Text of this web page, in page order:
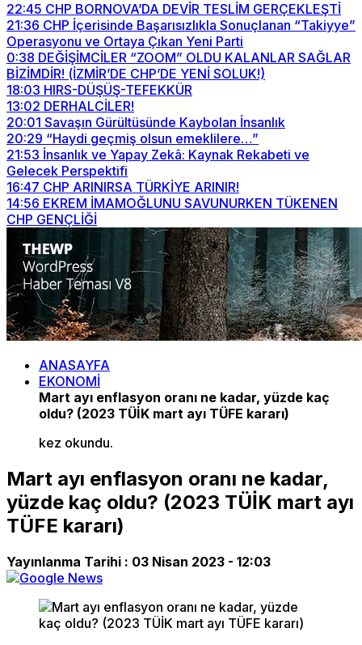
22:45 CHP BORNOVA’DA DEVİR TESLİM GERÇEKLEŞTİ
21:36 CHP İçerisinde Başarısızlıkla Sonuçlanan “Takiyye”
Operasyonu ve Ortaya Çıkan Yeni Parti
0:38 DEĞİŞİMCİLER “ZOOM” OLDU KALANLAR SAĞLAR
BİZİMDİR! (İZMİR’DE CHP’DE YENİ SOLUK!)
18:03 HIRS-DÜŞÜŞ-TEFEKKÜR
13:02 DERHALCİLER!
20:01 Savaşın Gürültüsünde Kaybolan İnsanlık
20:29 “Haydi geçmiş olsun emeklilere…”
21:53 İnsanlık ve Yapay Zekâ: Kaynak Rekabeti ve
Gelecek Perspektifi
16:47 CHP ARINIRSA TÜRKİYE ARINIR!
14:56 EKREM İMAMOĞLUNU SAVUNURKEN TÜKENEN
CHP GENÇLİĞİ
ANASAYFA
EKONOMİ
Mart ayı enflasyon oranı ne kadar, yüzde kaç
oldu? (2023 TÜİK mart ayı TÜFE kararı)
kez okundu.
Mart ayı enflasyon oranı ne kadar,
yüzde kaç oldu? (2023 TÜİK mart ayı
TÜFE kararı)
Yayınlanma Tarihi : 03 Nisan 2023 - 12:03